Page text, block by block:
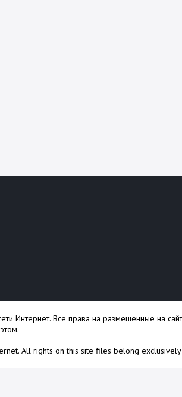
Интернет. Все права на размещенные на
.
All rights on this site files belong